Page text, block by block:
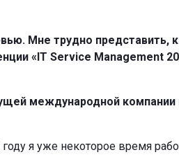
Мне трудно представить,
«IT Service Management
международной компании
я уже некоторое время